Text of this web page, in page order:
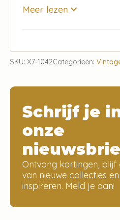
Meer lezen
SKU: X7-1042Categorieën:
Schrijf je
onze
Ontvang kortingen,
van nieuwe collecties
inspireren. Meld je aan!